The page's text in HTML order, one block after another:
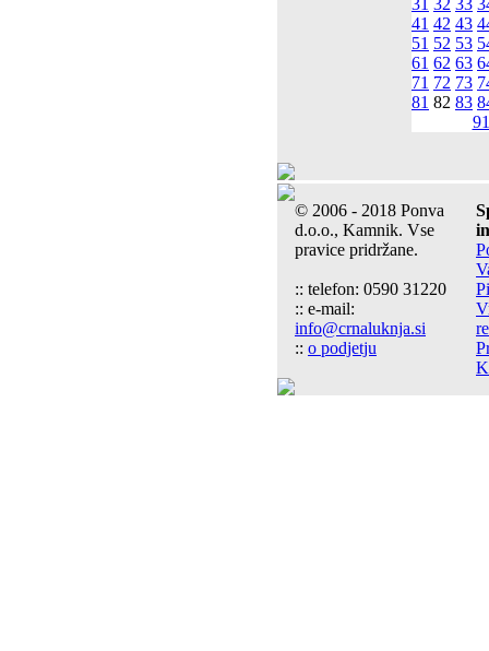
31 32 33
41 42 43
51 52 53
61 62 63
71 72 73
81 82 83
91
© 2006 - 2018 Ponva
d.o.o., Kamnik. Vse
pravice pridržane.
:: telefon: 0590 31220
:: e-mail:
info@crnaluknja.si
:: o podjetju